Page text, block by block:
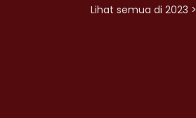
Lihat semua di 2023 >